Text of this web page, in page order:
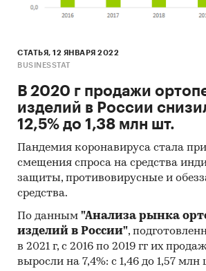
СТАТЬЯ, 12 ЯНВАРЯ 2022
BUSINESSTAT
В 2020 г продажи
изделий в России
12,5% до 1,38 млн шт.
Пандемия коронавируса стала
смещения спроса на средства
защиты, противовирусные и
средства.
По данным "Анализа рынка
изделий в России",
в 2021 г, с 2016 по 2019 гг их
выросли на 7,4%: с 1,46 до 1,57